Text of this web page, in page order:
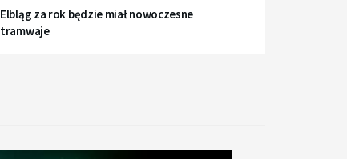
Elbląg za rok będzie miał nowoczesne
tramwaje